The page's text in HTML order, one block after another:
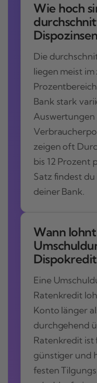
Wie hoch
Die
liegen meist
Bank stark
Auswertungen
zeigen oft
bis 12 Prozent
Satz findest
deiner Bank.
Wann
Eine
Ratenkredit
Konto länger
durchgehend
Ratenkredit ist
günstiger und
festen